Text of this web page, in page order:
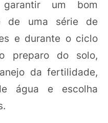
um bom
de uma série de
e durante o ciclo
preparo do solo,
da fertilidade,
água e escolha